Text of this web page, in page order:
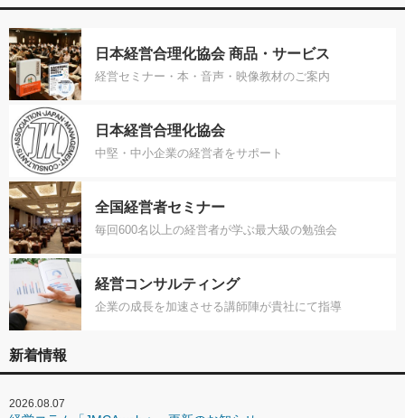
日本経営合理化協会 商品・サービス
経営セミナー・本・音声・映像教材のご案内
日本経営合理化協会
中堅・中小企業の経営者をサポート
全国経営者セミナー
毎回600名以上の経営者が学ぶ最大級の勉強会
経営コンサルティング
企業の成長を加速させる講師陣が貴社にて指導
新着情報
2026.08.07